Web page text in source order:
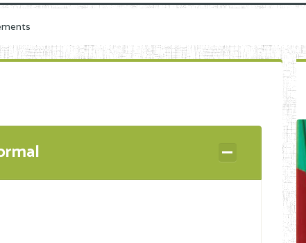
Inspection Générale des Enseignements
Organigramme
Diplômes disponibles